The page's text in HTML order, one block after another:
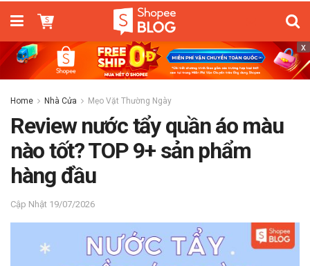
x
Home Nhà Cửa Mẹo Vặt Thường Ngày
Review nước tẩy quần áo màu
nào tốt? TOP 9+ sản phẩm
hàng đầu
19/07/2026